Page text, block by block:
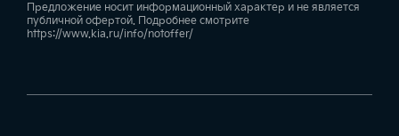
Предложение носит информационный характер и не является
публичной офертой. Подробнее смотрите
https://www.kia.ru/info/notoffer/